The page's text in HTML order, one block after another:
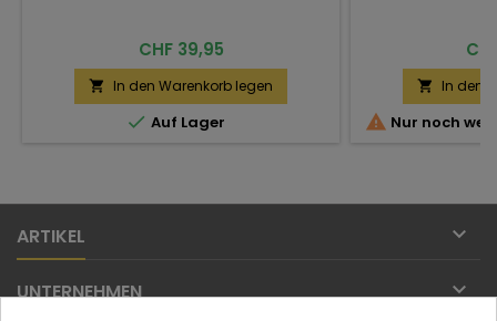
Preis
CHF 39,95
 In den Warenkorb legen
 Auf Lager
 In den
 Nur noch
ARTIKEL 
UNTERNEHMEN 